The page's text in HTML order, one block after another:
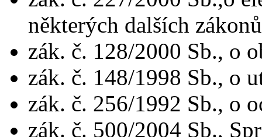
některých dalších zákonů
zák. č. 128/2000 Sb., o
zák. č. 148/1998 Sb., o
zák. č. 256/1992 Sb., o
zák. č. 500/2004 Sb.,